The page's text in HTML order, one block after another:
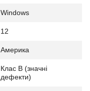
Windows
12
Америка
Клас B (значні
дефекти)